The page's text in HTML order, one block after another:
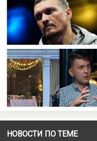
НОВОСТИ ПО ТЕМЕ